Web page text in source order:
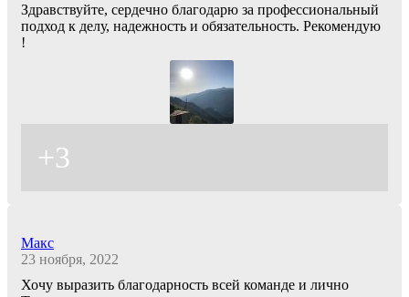
Здравствуйте, сердечно благодарю за профессиональный
подход к делу, надежность и обязательность. Рекомендую
!
+3
Макс
23 ноября, 2022
Хочу выразить благодарность всей команде и лично